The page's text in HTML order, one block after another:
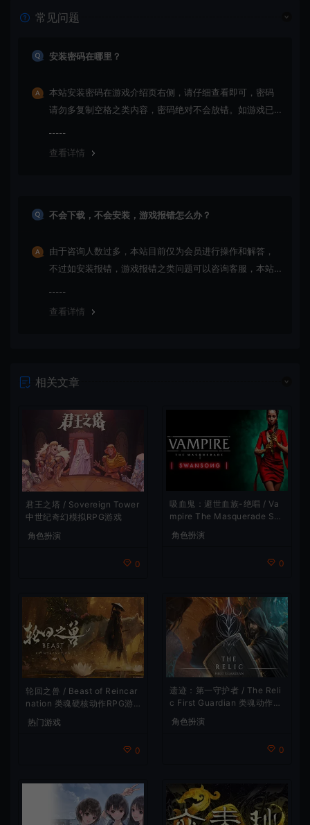
常见问题
安装密码在哪里？
本站安装密码在游戏介绍页右侧，请仔细查看即可，密码
请勿多复制空格之类内容，密码绝对不会放错。如游戏已
查看详情
不会下载，不会安装，游戏报错怎么办？
由于咨询人数过多，本站目前仅为会员进行操作和解答，
不过如安装报错，游戏报错之类问题可以咨询客服，本站
查看详情
相关文章
君王之塔 / Sovereign Tower
中世纪奇幻模拟RPG游戏
角色扮演
0
吸血鬼：避世血族-绝唱 / Va
mpire The Masquerade Sw
ansong
角色扮演
0
轮回之兽 / Beast of Reincar
nation 类魂硬核动作RPG游
热门游戏
0
遗迹：第一守护者 / The Reli
c First Guardian 类魂动作R
PG游戏
角色扮演
0